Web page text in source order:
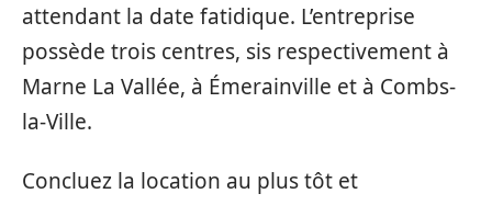
attendant la date fatidique. L’entreprise
possède trois centres, sis respectivement à
Marne La Vallée, à Émerainville et à Combs-
la-Ville.
Concluez la location au plus tôt et